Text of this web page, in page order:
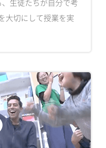
生徒たちが自分で考
大切にして授業を実